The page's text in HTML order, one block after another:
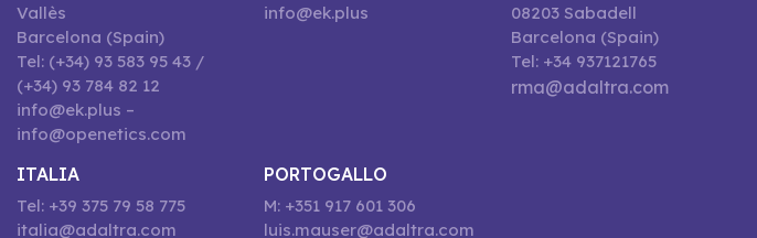
Vallès
Barcelona (Spain)
Tel: (+34) 93 583 95 43 /
(+34) 93 784 82 12
info@ek.plus –
info@openetics.com
info@ek.plus
08203 Sabadell
Barcelona (Spain)
Tel: +34 937121765
rma@adaltra.com
ITALIA
Tel: +39 375 79 58 775
italia@adaltra.com
PORTOGALLO
M: +351 917 601 306
luis.mauser@adaltra.com